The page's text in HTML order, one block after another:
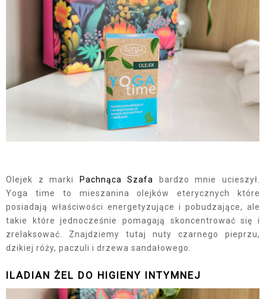
Olejek z marki Pachnąca Szafa
bardzo mnie ucieszył.
Yoga time to mieszanina olejków eterycznych które
posiadają właściwości energetyzujące i pobudzające, ale
takie które jednocześnie pomagają skoncentrować się i
zrelaksować. Znajdziemy tutaj nuty czarnego pieprzu,
dzikiej róży, paczuli i drzewa sandałowego.
ILADIAN ŻEL DO HIGIENY INTYMNEJ